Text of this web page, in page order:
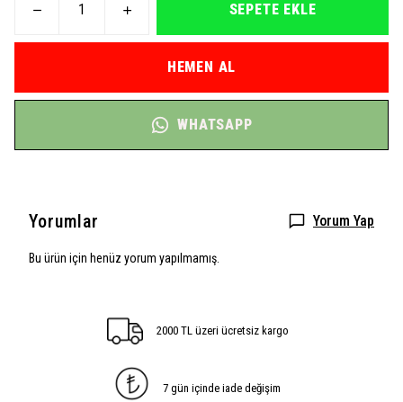
SEPETE EKLE
HEMEN AL
WHATSAPP
Yorumlar Yorum Yap
Bu ürün için henüz yorum yapılmamış.
2000 TL üzeri ücretsiz kargo
7 gün içinde iade değişim